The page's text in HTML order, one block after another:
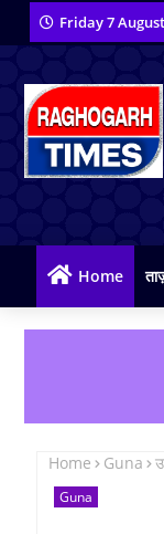
Friday 7
Home
Home Guna
Guna